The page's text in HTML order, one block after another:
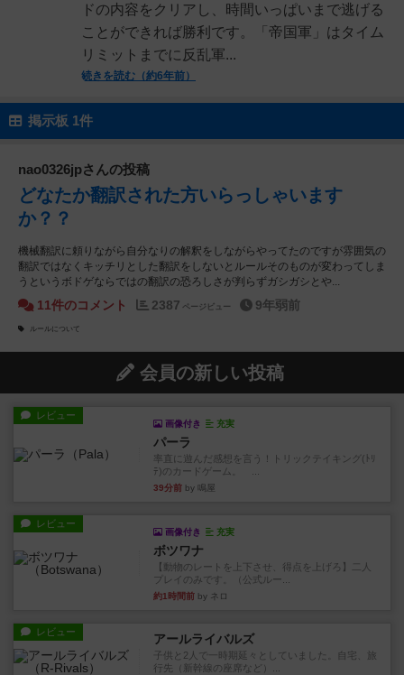
ドの内容をクリアし、時間いっぱいまで逃げる
ことができれば勝利です。「帝国軍」はタイム
リミットまでに反乱軍...
続きを読む（約6年前）
掲示板 1件
nao0326jpさんの投稿
どなたか翻訳された方いらっしゃいます
か？？
機械翻訳に頼りながら自分なりの解釈をしながらやってたのですが雰囲気の
翻訳ではなくキッチリとした翻訳をしないとルールそのものが変わってしま
うというボドゲならではの翻訳の恐ろしさが判らずガシガシとや...
11件のコメント 2387 ページビュー 9年弱前
ルールについて
会員の新しい投稿
レビュー
画像付き 充実
パーラ
率直に遊んだ感想を言う！トリックテイキング(ﾄﾘ
ﾃ)のカードゲーム。 ...
39分前 by 鳴屋
レビュー
画像付き 充実
ボツワナ
【動物のレートを上下させ、得点を上げろ】二人
プレイのみです。（公式ルー...
約1時間前 by ネロ
レビュー アールライバルズ
子供と2人で一時期延々としていました。自宅、旅
行先（新幹線の座席など）...